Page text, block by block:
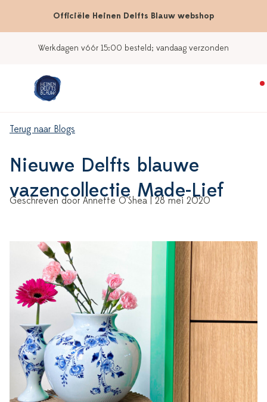
Officiële Heinen Delfts Blauw webshop
Werkdagen vóór 15:00 besteld; vandaag verzonden
Terug naar Blogs
Nieuwe Delfts blauwe
vazencollectie Made-Lief
Geschreven door Annette O'Shea | 28 mei 2020